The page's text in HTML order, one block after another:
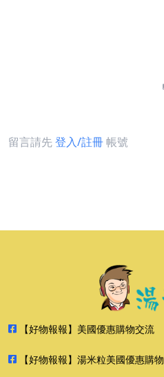
留言請先登入/註冊帳號
【好物報報】美國優惠購物交流
【好物報報】湯米粒美國優惠購物